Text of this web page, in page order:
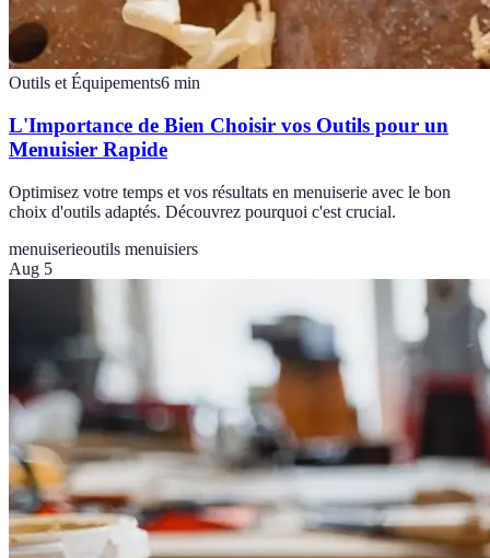
Outils et Équipements6 min
L'Importance de Bien Choisir vos Outils pour un
Menuisier Rapide
Optimisez votre temps et vos résultats en menuiserie avec le bon
choix d'outils adaptés. Découvrez pourquoi c'est crucial.
menuiserieoutils menuisiers
Aug 5